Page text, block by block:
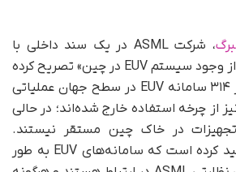
، شرکت ASML در یک سند داخلی با
عنوان «هیچ نشانه‌ای از وجود سیستم EUV در چین» تصریح کرده
است که در حال حاضر ۳۱۴ سامانه EUV در سطح جهان عملیاتی
نیز از چرخه استفاده خارج شده‌اند؛ در حالی
در خاک چین مستقر نیستند.
همچنین این سند تاکید کرده است که سامانه‌های EUV به‌ طور